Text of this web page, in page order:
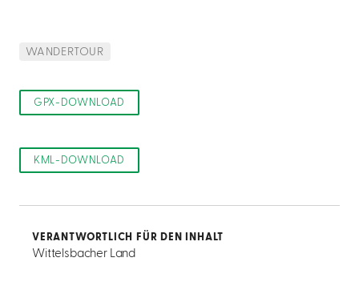
WANDERTOUR
GPX-DOWNLOAD
KML-DOWNLOAD
VERANTWORTLICH FÜR DEN INHALT
Wittelsbacher Land